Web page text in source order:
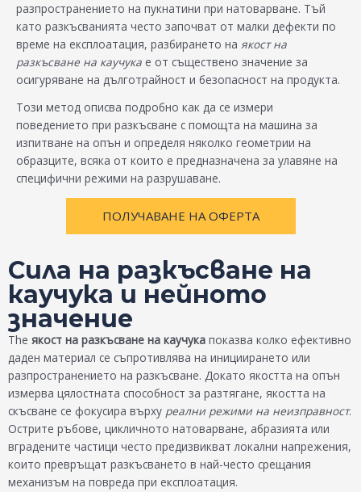
разпространението на пукнатини при натоварване. Тъй
като разкъсванията често започват от малки дефекти по
време на експлоатация, разбирането на якост на
разкъсване на каучука е от съществено значение за
осигуряване на дълготрайност и безопасност на продукта.
Този метод описва подробно как да се измери
поведението при разкъсване с помощта на машина за
изпитване на опън и определя няколко геометрии на
образците, всяка от които е предназначена за улавяне на
специфични режими на разрушаване.
ПОЛУЧАВАНЕ НА ОФЕРТА
Сила на разкъсване на
каучука и нейното
значение
The якост на разкъсване на каучука показва колко ефективно
даден материал се съпротивлява на инициирането или
разпространението на разкъсване. Докато якостта на опън
измерва цялостната способност за разтягане, якостта на
скъсване се фокусира върху реални режими на неизправност.
Острите ръбове, цикличното натоварване, абразията или
вградените частици често предизвикват локални напрежения,
които превръщат разкъсването в най-често срещания
механизъм на повреда при експлоатация.